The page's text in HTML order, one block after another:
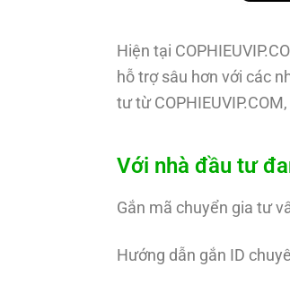
Hiện tại
hỗ trợ sâu hơn với các
tư từ
Với nhà đầu tư
Gắn mã chuyển gia tư
Hướng dẫn gắn ID